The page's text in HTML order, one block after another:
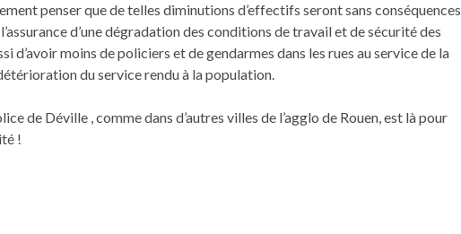
penser que de telles diminutions d’effectifs seront sans conséquences
d’une dégradation des conditions de travail et de sécurité des
d’avoir moins de policiers et de gendarmes dans les rues au service de la
du service rendu à la population.
de Déville , comme dans d’autres villes de l’agglo de Rouen, est là pour
!